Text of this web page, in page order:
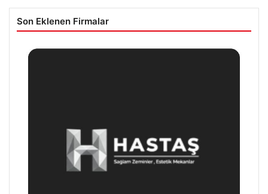
Son Eklenen Firmalar